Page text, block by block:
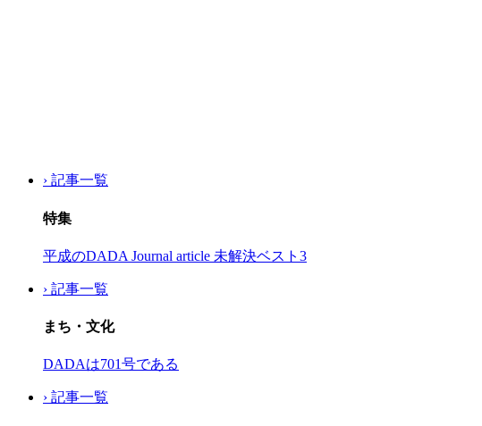
› 記事一覧
特集
平成のDADA Journal article 未解決ベスト3
› 記事一覧
まち・文化
DADAは701号である
› 記事一覧